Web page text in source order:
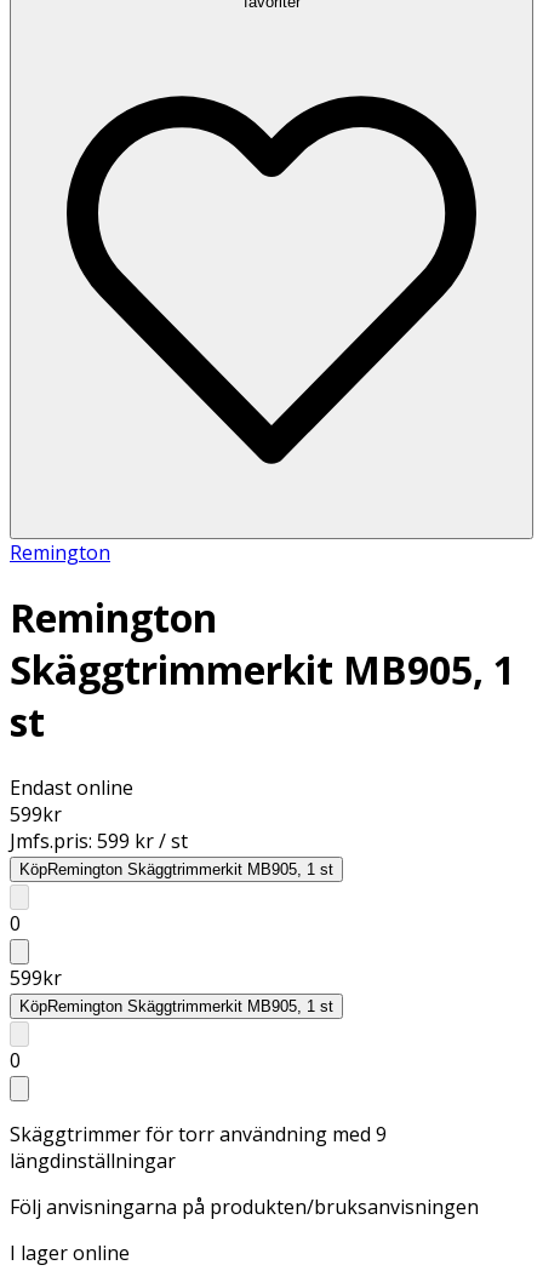
Remington
Remington
Skäggtrimmerkit MB905, 1
st
Endast online
599kr
Jmfs.pris: 599 kr / st
KöpRemington Skäggtrimmerkit MB905, 1 st
0
599kr
KöpRemington Skäggtrimmerkit MB905, 1 st
0
Skäggtrimmer för torr användning med 9
längdinställningar
Följ anvisningarna på produkten/bruksanvisningen
I lager online